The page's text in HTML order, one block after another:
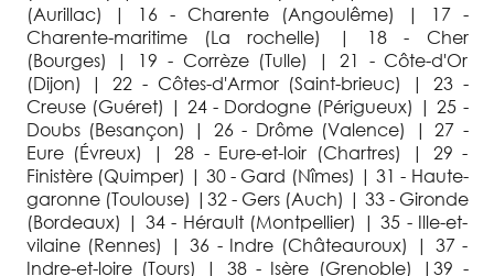
(Aurillac) | 16 - Charente (Angoulême) | 17 -
Charente-maritime (La rochelle) | 18 - Cher
(Bourges) | 19 - Corrèze (Tulle) | 21 - Côte-d'Or
(Dijon) | 22 - Côtes-d'Armor (Saint-brieuc) | 23 -
Creuse (Guéret) | 24 - Dordogne (Périgueux) | 25 -
Doubs (Besançon) | 26 - Drôme (Valence) | 27 -
Eure (Évreux) | 28 - Eure-et-loir (Chartres) | 29 -
Finistère (Quimper) | 30 - Gard (Nîmes) | 31 - Haute-
garonne (Toulouse) |32 - Gers (Auch) | 33 - Gironde
(Bordeaux) | 34 - Hérault (Montpellier) | 35 - Ille-et-
vilaine (Rennes) | 36 - Indre (Châteauroux) | 37 -
Indre-et-loire (Tours) | 38 - Isère (Grenoble) |39 -